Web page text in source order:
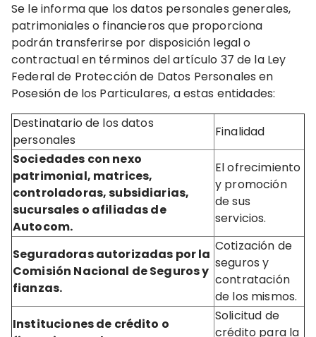
Se le informa que los datos personales generales,
patrimoniales o financieros que proporciona
podrán transferirse por disposición legal o
contractual en términos del artículo 37 de la Ley
Federal de Protección de Datos Personales en
Posesión de los Particulares, a estas entidades:
Destinatario de los datos
personales
Finalidad
Sociedades con nexo
patrimonial, matrices,
controladoras, subsidiarias,
sucursales o afiliadas de
Autocom.
El ofrecimiento
y promoción
de sus
servicios.
Seguradoras autorizadas por la
Comisión Nacional de Seguros y
fianzas.
Cotización de
seguros y
contratación
de los mismos.
Instituciones de crédito o
Solicitud de
crédito para la